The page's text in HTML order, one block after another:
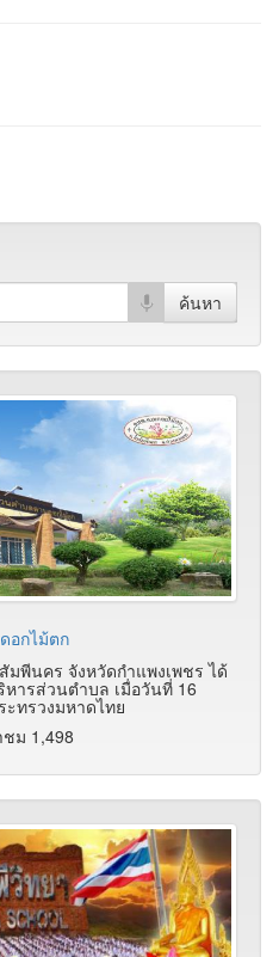
อกไม้ตก
มพีนคร จังหวัดกำแพงเพชร ได้
หารส่วนตำบล เมื่อวันที่ 16
ทรวงมหาดไทย
ชม 1,498